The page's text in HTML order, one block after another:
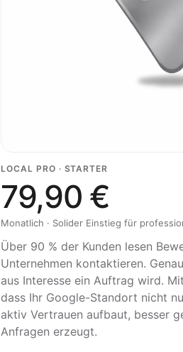
LOCAL PRO · STARTER
79,90 €
Monatlich · Solider Einstieg für
Über 90 % der Kunden lesen
Unternehmen kontaktieren.
aus Interesse ein Auftrag wird.
dass Ihr Google-Standort nicht
aktiv Vertrauen aufbaut, besser
Anfragen erzeugt.